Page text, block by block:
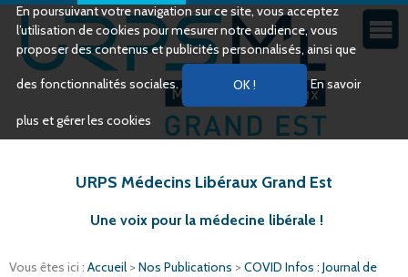
En poursuivant votre navigation sur ce site, vous acceptez
l’utilisation de cookies pour mesurer notre audience, vous
proposer des contenus et publicités personnalisés, ainsi que
des fonctionnalités sociales. En savoir
plus et gérer les cookies
URPS Médecins Libéraux Grand Est
Une voix pour la médecine libérale !
Vous êtes ici : Accueil > Nos Publications > COVID Infos : Journal de